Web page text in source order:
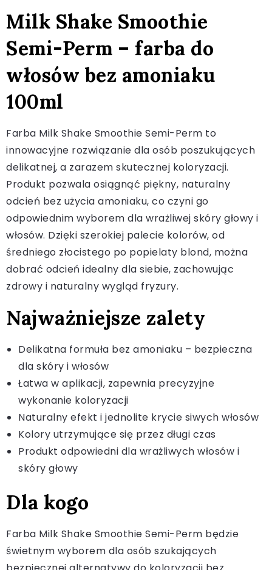
Milk Shake Smoothie
Semi-Perm – farba do
włosów bez amoniaku
100ml
Farba Milk Shake Smoothie Semi-Perm to
innowacyjne rozwiązanie dla osób poszukujących
delikatnej, a zarazem skutecznej koloryzacji.
Produkt pozwala osiągnąć piękny, naturalny
odcień bez użycia amoniaku, co czyni go
odpowiednim wyborem dla wrażliwej skóry głowy i
włosów. Dzięki szerokiej palecie kolorów, od
średniego złocistego po popielaty blond, można
dobrać odcień idealny dla siebie, zachowując
zdrowy i naturalny wygląd fryzury.
Najważniejsze zalety
Delikatna formuła bez amoniaku – bezpieczna
dla skóry i włosów
Łatwa w aplikacji, zapewnia precyzyjne
wykonanie koloryzacji
Naturalny efekt i jednolite krycie siwych włosów
Kolory utrzymujące się przez długi czas
Produkt odpowiedni dla wrażliwych włosów i
skóry głowy
Dla kogo
Farba Milk Shake Smoothie Semi-Perm będzie
świetnym wyborem dla osób szukających